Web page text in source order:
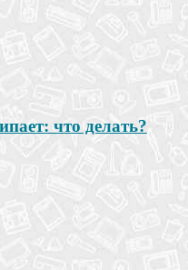
что делать?